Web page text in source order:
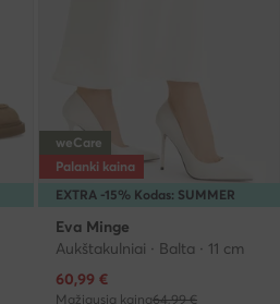
EXTRA -15% Kodas: SUMMER
weCare
Palanki kaina
Eva Minge
Aukštakulniai · Balta · 11 cm
Dabartinė kaina
60,99 €
Mažiausia kaina64,99 €